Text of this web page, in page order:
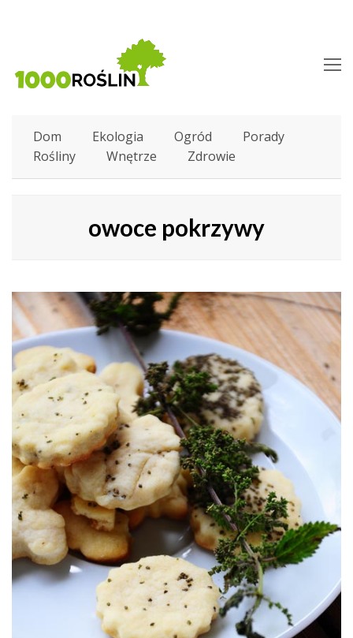
Dom Ekologia Ogród
Porady
Rośliny
Wnętrze Zdrowie
owoce pokrzywy